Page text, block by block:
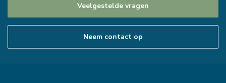
Veelgestelde vragen
Neem contact op